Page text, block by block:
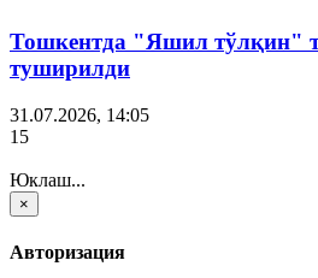
Тошкентда "Яшил тўлқин"
туширилди
31.07.2026, 14:05
15
Юклаш...
×
Авторизация